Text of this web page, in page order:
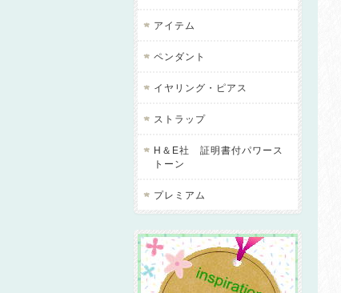
アイテム
ペンダント
イヤリング・ピアス
ストラップ
H＆E社 証明書付パワース
トーン
プレミアム